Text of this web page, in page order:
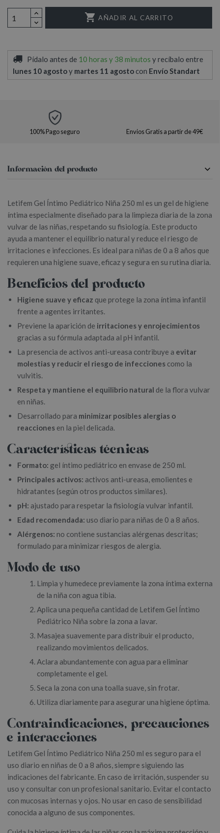
 AÑADIR AL CARRITO
Pídalo antes de 10 horas y 38 minutos y recíbalo entre
lunes 10 agostoy martes 11 agosto con Envío Standart
100% Pago seguro Envios Gratis a partir de 49€
Información del producto
Letifem Gel Íntimo Pediátrico Niña 250 ml es un gel de higiene
íntima especialmente diseñado para la limpieza diaria de la zona
vulvar de las niñas, respetando su fisiología. Este producto
ayuda a mantener el equilibrio natural y reduce el riesgo de
irritaciones e infecciones. Es ideal para niñas de 0 a 8 años que
requieren una higiene suave, eficaz y segura en su rutina diaria.
Beneficios del producto
Higiene suave y eficaz que protege la zona íntima infantil
frente a agentes irritantes.
Previene la aparición de irritaciones y enrojecimientos
gracias a su fórmula adaptada al pH infantil.
La presencia de activos anti-ureasa contribuye a evitar
molestias y reducir el riesgo de infecciones como la
vulvitis.
Respeta y mantiene el equilibrio natural de la flora vulvar
en niñas.
Desarrollado para minimizar posibles alergias o
reacciones en la piel delicada.
Características técnicas
Formato: gel íntimo pediátrico en envase de 250 ml.
Principales activos: activos anti-ureasa, emolientes e
hidratantes (según otros productos similares).
pH: ajustado para respetar la fisiología vulvar infantil.
Edad recomendada: uso diario para niñas de 0 a 8 años.
Alérgenos: no contiene sustancias alérgenas descritas;
formulado para minimizar riesgos de alergia.
Modo de uso
Limpia y humedece previamente la zona íntima externa
de la niña con agua tibia.
Aplica una pequeña cantidad de Letifem Gel Íntimo
Pediátrico Niña sobre la zona a lavar.
Masajea suavemente para distribuir el producto,
realizando movimientos delicados.
Aclara abundantemente con agua para eliminar
completamente el gel.
Seca la zona con una toalla suave, sin frotar.
Utiliza diariamente para asegurar una higiene óptima.
Contraindicaciones, precauciones
e interacciones
Letifem Gel Íntimo Pediátrico Niña 250 ml es seguro para el
uso diario en niñas de 0 a 8 años, siempre siguiendo las
indicaciones del fabricante. En caso de irritación, suspender su
uso y consultar con un profesional sanitario. Evitar el contacto
con mucosas internas y ojos. No usar en caso de sensibilidad
conocida a alguno de sus componentes.